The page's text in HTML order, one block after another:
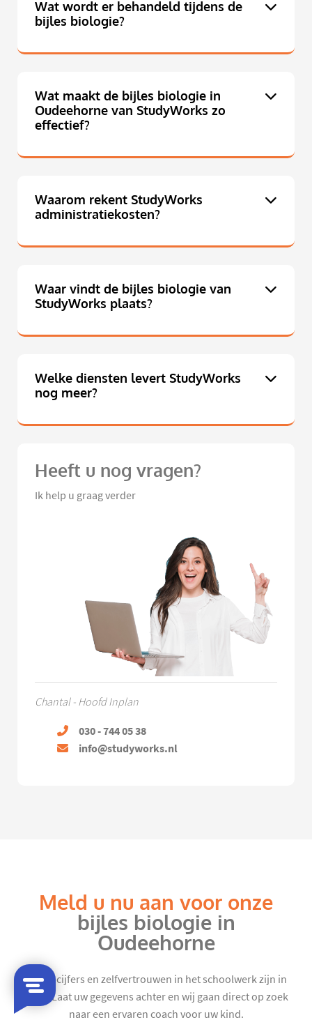
Wat wordt er behandeld tijdens de
bijles biologie?
Wat maakt de bijles biologie in
Oudeehorne van StudyWorks zo
effectief?
Waarom rekent StudyWorks
administratiekosten?
Waar vindt de bijles biologie van
StudyWorks plaats?
Welke diensten levert StudyWorks
nog meer?
Heeft u nog vragen?
Ik help u graag verder
Chantal - Hoofd Inplan
030 - 744 05 38
info@studyworks.nl
Meld u nu aan voor onze
bijles biologie in
Oudeehorne
Mooie cijfers en zelfvertrouwen in het schoolwerk zijn in
zicht. Laat uw gegevens achter en wij gaan direct op zoek
naar een ervaren coach voor uw kind.